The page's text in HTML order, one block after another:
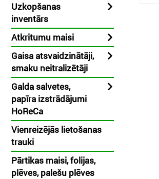
Uzkopšanas
inventārs
Atkritumu maisi
Gaisa atsvaidzinātāji,
smaku neitralizētāji
Galda salvetes,
papīra izstrādājumi
HoReCa
Vienreizējās lietošanas
trauki
Pārtikas maisi, folijas,
plēves, palešu plēves